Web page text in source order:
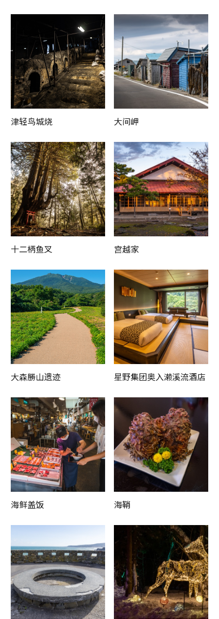
津轻鸟城烧 大间岬
十二柄鱼叉 宫越家
大森勝山遗迹 星野集团奥入濑溪流酒店
海鲜盖饭 海鞘